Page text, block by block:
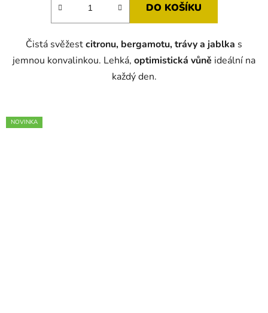
DO KOŠÍKU
Čistá svěžestcitronu, bergamotu, trávy a jablka s
jemnou konvalinkou. Lehká, optimistická vůně ideální na
každý den.
NOVINKA